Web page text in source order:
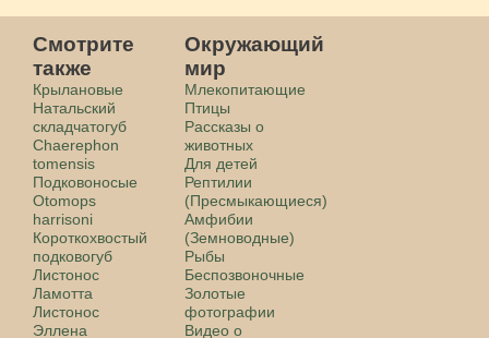
Смотрите
также
Крылановые
Натальский
складчатогуб
Chaerephon
tomensis
Подковоносые
Otomops
harrisoni
Короткохвостый
подковогуб
Листонос
Ламотта
Листонос
Эллена
Окружающий
мир
Млекопитающие
Птицы
Рассказы о
животных
Для детей
Рептилии
(Пресмыкающиеся)
Амфибии
(Земноводные)
Рыбы
Беспозвоночные
Золотые
фотографии
Видео о